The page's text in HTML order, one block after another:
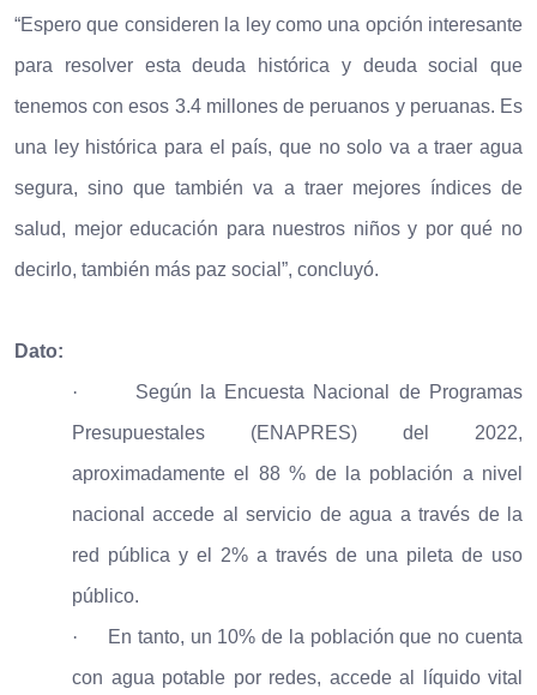
“Espero que consideren la ley como una opción interesante
para resolver esta deuda histórica y deuda social que
tenemos con esos 3.4 millones de peruanos y peruanas. Es
una ley histórica para el país, que no solo va a traer agua
segura, sino que también va a traer mejores índices de
salud, mejor educación para nuestros niños y por qué no
decirlo, también más paz social”, concluyó.
Dato:
·
Según la Encuesta Nacional de Programas
Presupuestales (ENAPRES) del 2022,
aproximadamente el 88 % de la población a nivel
nacional accede al servicio de agua a través de la
red pública y el 2% a través de una pileta de uso
público.
·
En tanto, un 10% de la población que no cuenta
con agua potable por redes, accede al líquido vital